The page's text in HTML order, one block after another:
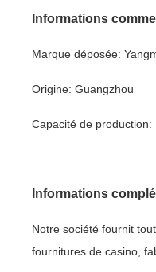
Informations
Marque déposée:
Origine: Guangzhou
Capacité de production:
Informations
Notre société fournit
fournitures de casino,